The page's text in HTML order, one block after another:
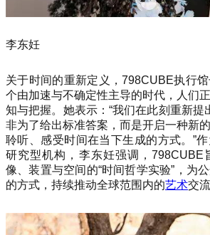
李东妊
关于时间的重新定义，798CUBE执行
个由加速与不确定性主导的时代，人们
知与把握。她表示：“我们在此刻重新提
非为了给出标准答案，而是开启一种新
聆听、感受时间在当下生成的方式。”
研究型机构，李东妊强调，798CUBE
像、装置与空间的“时间哲学实验”，为
的方式，持续推动全球范围内的艺术交